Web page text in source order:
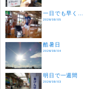
一日でも早く…
2026/08/05
酷暑日
2026/08/04
明日で一週間
2026/08/03